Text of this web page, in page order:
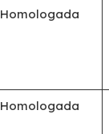
Homologada
Homologada